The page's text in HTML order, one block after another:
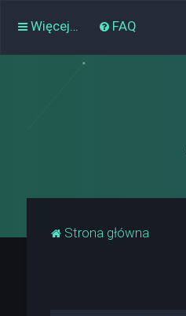
Więcej… FAQ
Strona główna